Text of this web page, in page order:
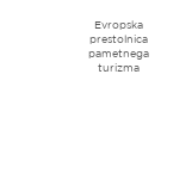
Evropska
prestolnica
pametnega
turizma